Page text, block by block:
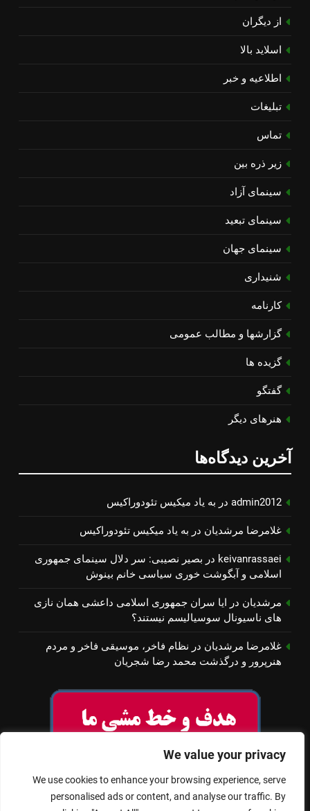
We value your privacy
We use cookies to enhance your browsing experience, serve
personalised ads or content, and analyse our traffic. By
از دیگران
اسلاید بالا
اطلاعیه و خبر
تبلیغات
تماس
زیر ذره بین
سینمای آزاد
سینمای تبعید
سینمای جهان
شنیداری
کارنامه
گزارشها و مطالب عمومی
گزیده ها
گفتگو
هنرهای دیگر
آخرین دیدگاه‌ها
admin2012 در به یاد میكیس تئودوراكیس
غلامرضا مرشدیان در به یاد میكیس تئودوراكیس
keivanrassaei در بصیر نصیبی: سر دلال سینمای جمهوری
اسلامی و آبگوشت خوری سیاسی خانم بینوش
مرشدیان در ایا سران جمهوری اسلامی داعشی همان نازی
های ناسیونال سوسیالیسم نیستند؟
غلامرضا مرشدیان در نظام فاخر، موسیقی فاخر و مردم
هنرپرور و درگذشت محمد رضا شجریان